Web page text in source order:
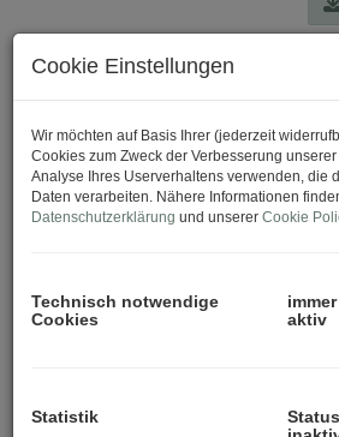
Cookie Einstellungen
Wir möchten auf Basis Ihrer (jederzeit
Cookies zum Zweck der Verbesserung
Analyse Ihres Userverhaltens verwenden, die
Daten verarbeiten. Nähere Informationen
Datenschutzerklärung und unserer Cookie
Technisch notwendige
Cookies
immer
aktiv
Statistik